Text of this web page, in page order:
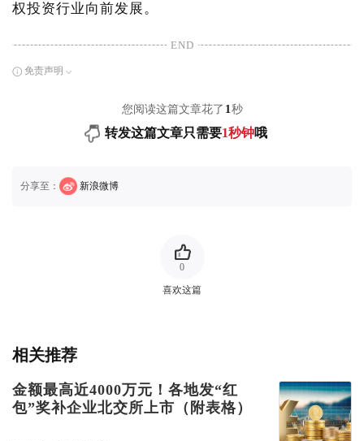
权投资行业向前发展。
END
免责声明
您阅读这篇文章花了 1秒
转发这篇文章只需要1秒钟哦
分享至： 新浪微博
喜欢这篇
0
相关推荐
金额最高近4000万元！各地发“红
包”奖补企业北交所上市（附表格）